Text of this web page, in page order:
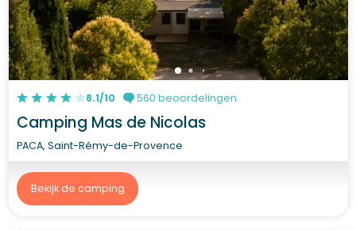
8.1/10 560 beoordelingen
Camping Mas de Nicolas
PACA, Saint-Rémy-de-Provence
Bekijk de camping